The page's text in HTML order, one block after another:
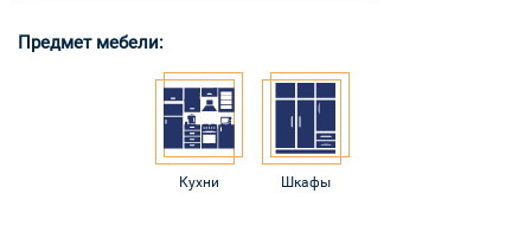
Предмет мебели:
Кухни Шкафы